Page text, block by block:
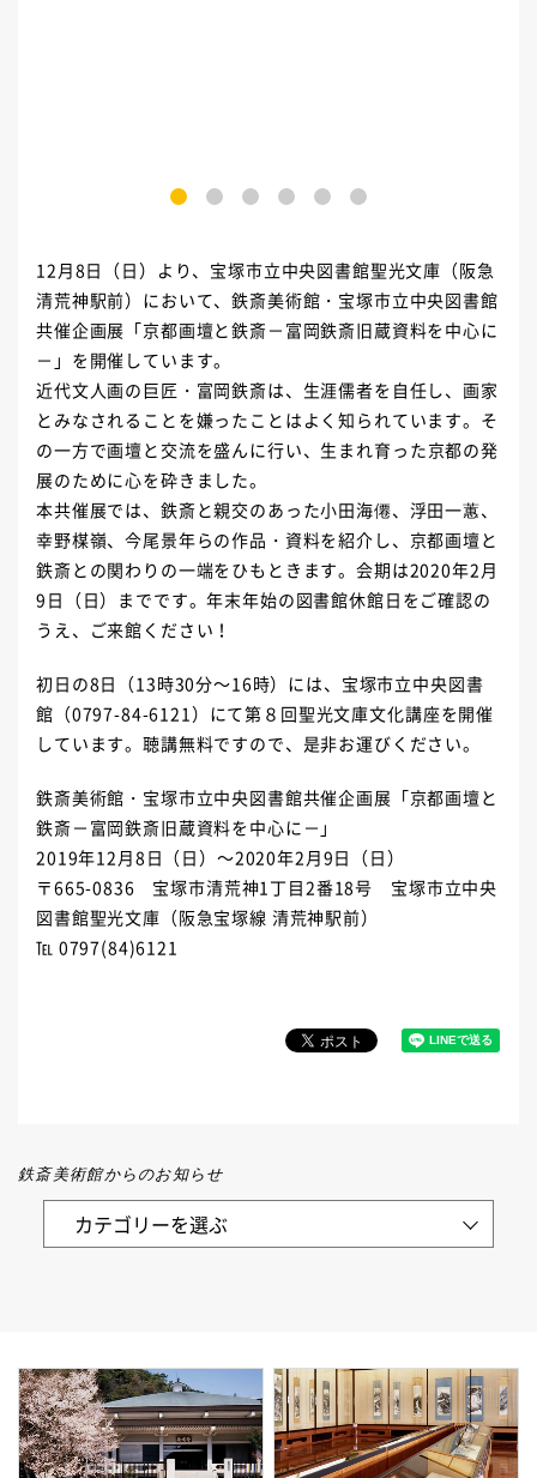
3 4 5 6
12月8日（日）より、宝塚市立中央図書館聖光文庫（阪急
清荒神駅前）において、鉄斎美術館・宝塚市立中央図書館
共催企画展「京都画壇と鉄斎－富岡鉄斎旧蔵資料を中心に
－」を開催しています。
近代文人画の巨匠・富岡鉄斎は、生涯儒者を自任し、画家
とみなされることを嫌ったことはよく知られています。そ
の一方で画壇と 交流を盛んに行い、生まれ育った京都の発
展のために心を砕きました。
本共催展では、鉄斎と親交のあった小田海僊、浮田一蕙、
幸野楳嶺、今尾景年らの作品・資料を紹介し、京都画壇と
鉄斎との関わりの一端をひもときます。会期は2020年2月
9日（日）までです。年末年始の図書館休館日をご確認の
うえ、ご来館ください！
初日の8日（13時30分～16時）には、宝塚市立中央図書
館（0797-84-6121）にて第８回聖光文庫文化講座を開催
しています。聴講無料ですので、是非お運びください。
鉄斎美術館・宝塚市立中央図書館共催企画展「京都画壇と
鉄斎－富岡鉄斎旧蔵資料を中心に－」
2019年12月8日（日）～2020年2月9日（日）
〒665-0836 宝塚市清荒神1丁目2番18号 宝塚市立中央
図書館聖光文庫（阪急宝塚線 清荒神駅前）
℡ 0797(84)6121
鉄斎美術館からのお知らせ